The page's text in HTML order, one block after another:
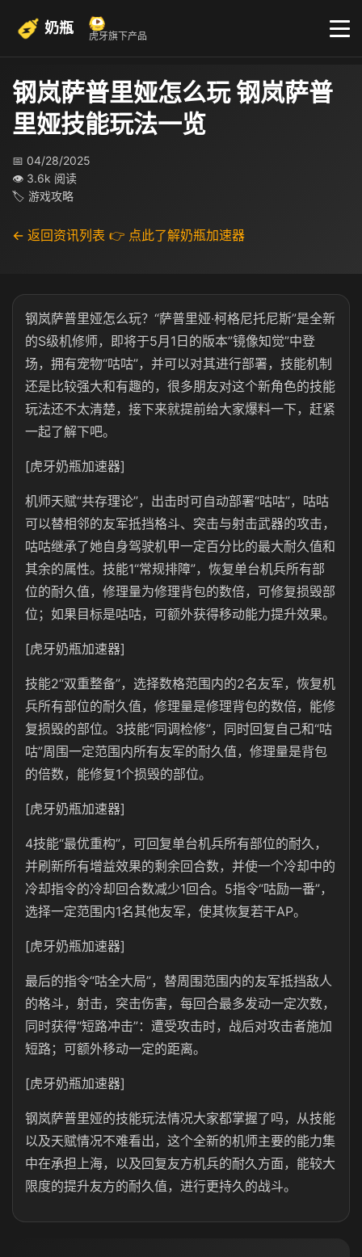
奶瓶 虎牙旗下产品
钢岚萨普里娅怎么玩 钢岚萨普
里娅技能玩法一览
📅 04/28/2025
👁 3.6k 阅读
🏷 游戏攻略
← 返回资讯列表 👉 点此了解奶瓶加速器
钢岚萨普里娅怎么玩？“萨普里娅·柯格尼托尼斯”是全新
的S级机修师，即将于5月1日的版本”镜像知觉”中登
场，拥有宠物“咕咕”，并可以对其进行部署，技能机制
还是比较强大和有趣的，很多朋友对这个新角色的技能
玩法还不太清楚，接下来就提前给大家爆料一下，赶紧
一起了解下吧。
[虎牙奶瓶加速器]
机师天赋“共存理论”，出击时可自动部署“咕咕”，咕咕
可以替相邻的友军抵挡格斗、突击与射击武器的攻击，
咕咕继承了她自身驾驶机甲一定百分比的最大耐久值和
其余的属性。技能1“常规排障”，恢复单台机兵所有部
位的耐久值，修理量为修理背包的数倍，可修复损毁部
位；如果目标是咕咕，可额外获得移动能力提升效果。
[虎牙奶瓶加速器]
技能2“双重整备”，选择数格范围内的2名友军，恢复机
兵所有部位的耐久值，修理量是修理背包的数倍，能修
复损毁的部位。3技能“同调检修”，同时回复自己和“咕
咕”周围一定范围内所有友军的耐久值，修理量是背包
的倍数，能修复1个损毁的部位。
[虎牙奶瓶加速器]
4技能“最优重构”，可回复单台机兵所有部位的耐久，
并刷新所有增益效果的剩余回合数，并使一个冷却中的
冷却指令的冷却回合数减少1回合。5指令“咕励一番”，
选择一定范围内1名其他友军，使其恢复若干AP。
[虎牙奶瓶加速器]
最后的指令“咕全大局”，替周围范围内的友军抵挡敌人
的格斗，射击，突击伤害，每回合最多发动一定次数，
同时获得“短路冲击”：遭受攻击时，战后对攻击者施加
短路；可额外移动一定的距离。
[虎牙奶瓶加速器]
钢岚萨普里娅的技能玩法情况大家都掌握了吗，从技能
以及天赋情况不难看出，这个全新的机师主要的能力集
中在承担上海，以及回复友方机兵的耐久方面，能较大
限度的提升友方的耐久值，进行更持久的战斗。